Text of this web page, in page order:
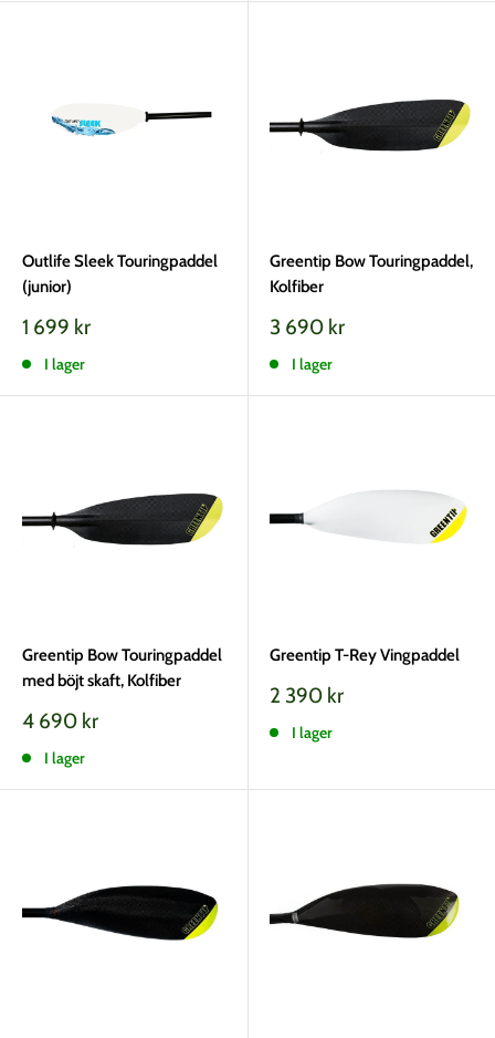
Outlife Sleek Touringpaddel
(junior)
Vårt
1 699 kr
I lager
Greentip Bow Touringpaddel,
Kolfiber
Vårt
3 690 kr
I lager
Greentip Bow Touringpaddel
med böjt skaft, Kolfiber
Vårt
4 690 kr
I lager
Greentip T-Rey Vingpaddel
Vårt
2 390 kr
I lager